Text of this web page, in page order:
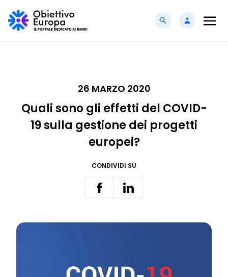
26 MARZO 2020
Quali sono gli effetti del COVID-
19 sulla gestione dei progetti
europei?
CONDIVIDI SU